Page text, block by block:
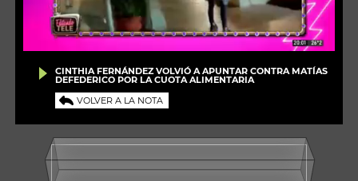
CINTHIA FERNÁNDEZ VOLVIÓ A APUNTAR CONTRA MATÍAS
DEFEDERICO POR LA CUOTA ALIMENTARIA
VOLVER A LA NOTA